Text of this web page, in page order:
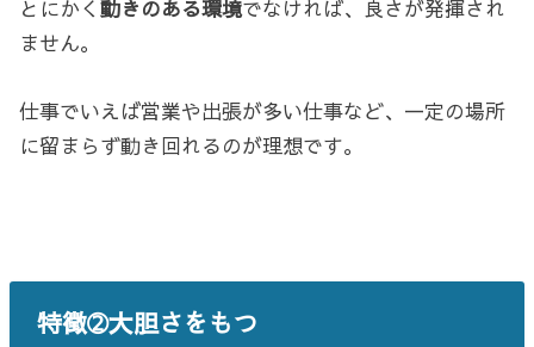
とにかく動きのある環境でなければ、良さが発揮され
ません。
仕事でいえば営業や出張が多い仕事など、一定の場所
に留まらず動き回れるのが理想です。
特徴➁大胆さをもつ